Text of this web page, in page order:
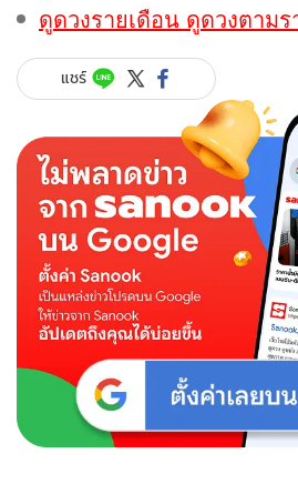
ดูดวงรายเดือน ดูดวงตาม
แชร์